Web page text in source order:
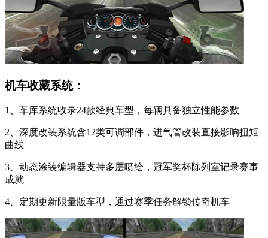
机车收藏系统：
1、车库系统收录24款经典车型，每辆具备独立性能参数
2、深度改装系统含12类可调部件，进气管改装直接影响扭矩
曲线
3、动态涂装编辑器支持多层喷绘，冠军奖杯陈列室记录赛事
成就
4、定期更新限量版车型，通过赛季任务解锁传奇机车